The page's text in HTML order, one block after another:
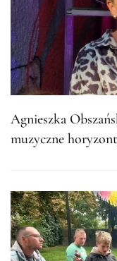
Agnieszka
muzyczne